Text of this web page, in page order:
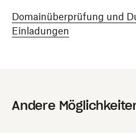
Domainüberprüfung und
Einladungen
Andere